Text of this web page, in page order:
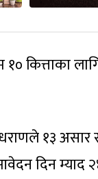
कित्ताका
१३
दिन म्याद